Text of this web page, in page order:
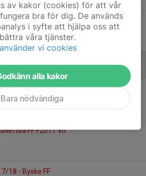
IF F17
- Byske FF
FF F2017 Vit
18 - Byske FF
av kakor (cookies) för att vår
bra för dig. De används
i syfte att hjälpa oss att
våra tjänster.
vi cookies
alla kakor
Bara nödvändiga